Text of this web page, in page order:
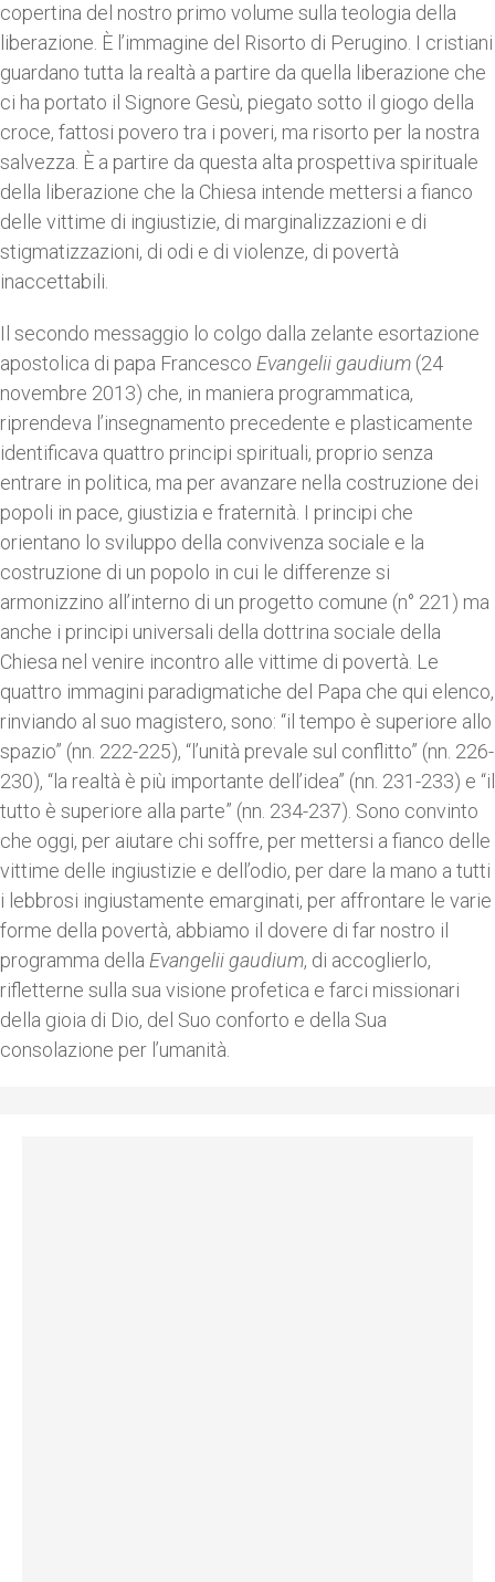
copertina del nostro primo volume sulla teologia della
liberazione. È l’immagine del Risorto di Perugino. I cristiani
guardano tutta la realtà a partire da quella liberazione che
ci ha portato il Signore Gesù, piegato sotto il giogo della
croce, fattosi povero tra i poveri, ma risorto per la nostra
salvezza. È a partire da questa alta prospettiva spirituale
della liberazione che la Chiesa intende mettersi a fianco
delle vittime di ingiustizie, di marginalizzazioni e di
stigmatizzazioni, di odi e di violenze, di povertà
inaccettabili.
Il secondo messaggio lo colgo dalla zelante esortazione
apostolica di papa Francesco Evangelii gaudium (24
novembre 2013) che, in maniera programmatica,
riprendeva l’insegnamento precedente e plasticamente
identificava quattro principi spirituali, proprio senza
entrare in politica, ma per avanzare nella costruzione dei
popoli in pace, giustizia e fraternità. I principi che
orientano lo sviluppo della convivenza sociale e la
costruzione di un popolo in cui le differenze si
armonizzino all’interno di un progetto comune (n° 221) ma
anche i principi universali della dottrina sociale della
Chiesa nel venire incontro alle vittime di povertà. Le
quattro immagini paradigmatiche del Papa che qui elenco,
rinviando al suo magistero, sono: “il tempo è superiore allo
spazio” (nn. 222-225), “l’unità prevale sul conflitto” (nn. 226-
230), “la realtà è più importante dell’idea” (nn. 231-233) e “il
tutto è superiore alla parte” (nn. 234-237). Sono convinto
che oggi, per aiutare chi soffre, per mettersi a fianco delle
vittime delle ingiustizie e dell’odio, per dare la mano a tutti
i lebbrosi ingiustamente emarginati, per affrontare le varie
forme della povertà, abbiamo il dovere di far nostro il
programma della Evangelii gaudium, di accoglierlo,
rifletterne sulla sua visione profetica e farci missionari
della gioia di Dio, del Suo conforto e della Sua
consolazione per l’umanità.